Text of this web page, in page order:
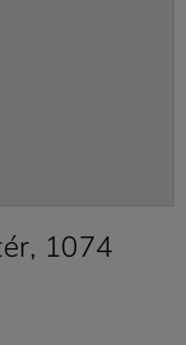
1074